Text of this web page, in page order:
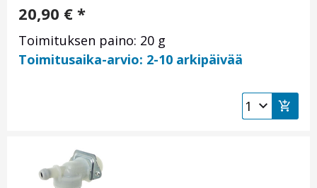
20,90 € *
Toimituksen paino: 20 g
Toimitusaika-arvio: 2-10 arkipäivää